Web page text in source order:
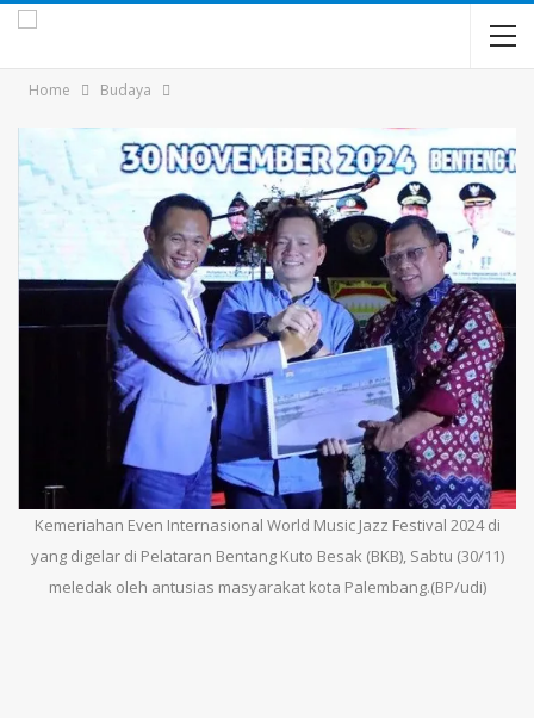
Home Budaya
Kemeriahan Even Internasional World Music Jazz Festival 2024 di
yang digelar di Pelataran Bentang Kuto Besak (BKB), Sabtu (30/11)
meledak oleh antusias masyarakat kota Palembang.(BP/udi)